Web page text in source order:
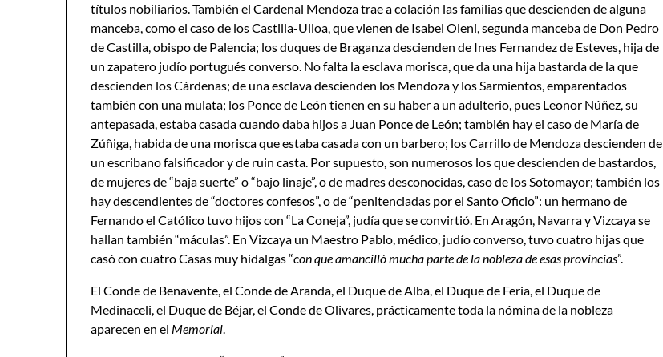
títulos nobiliarios. También el Cardenal Mendoza trae a colación las familias que descienden de alguna
manceba, como el caso de los Castilla-Ulloa, que vienen de Isabel Oleni, segunda manceba de Don Pedro
de Castilla, obispo de Palencia; los duques de Braganza descienden de Ines Fernandez de Esteves, hija de
un zapatero judío portugués converso. No falta la esclava morisca, que da una hija bastarda de la que
descienden los Cárdenas; de una esclava descienden los Mendoza y los Sarmientos, emparentados
también con una mulata; los Ponce de León tienen en su haber a un adulterio, pues Leonor Núñez, su
antepasada, estaba casada cuando daba hijos a Juan Ponce de León; también hay el caso de María de
Zúñiga, habida de una morisca que estaba casada con un barbero; los Carrillo de Mendoza descienden de
un escribano falsificador y de ruin casta. Por supuesto, son numerosos los que descienden de bastardos,
de mujeres de “baja suerte” o “bajo linaje”, o de madres desconocidas, caso de los Sotomayor; también los
hay descendientes de “doctores confesos”, o de “penitenciadas por el Santo Oficio”: un hermano de
Fernando el Católico tuvo hijos con “La Coneja”, judía que se convirtió. En Aragón, Navarra y Vizcaya se
hallan también “máculas”. En Vizcaya un Maestro Pablo, médico, judío converso, tuvo cuatro hijas que
casó con cuatro Casas muy hidalgas “con que amancilló mucha parte de la nobleza de esas provincias”.
El Conde de Benavente, el Conde de Aranda, el Duque de Alba, el Duque de Feria, el Duque de
Medinaceli, el Duque de Béjar, el Conde de Olivares, prácticamente toda la nómina de la nobleza
aparecen en el Memorial.